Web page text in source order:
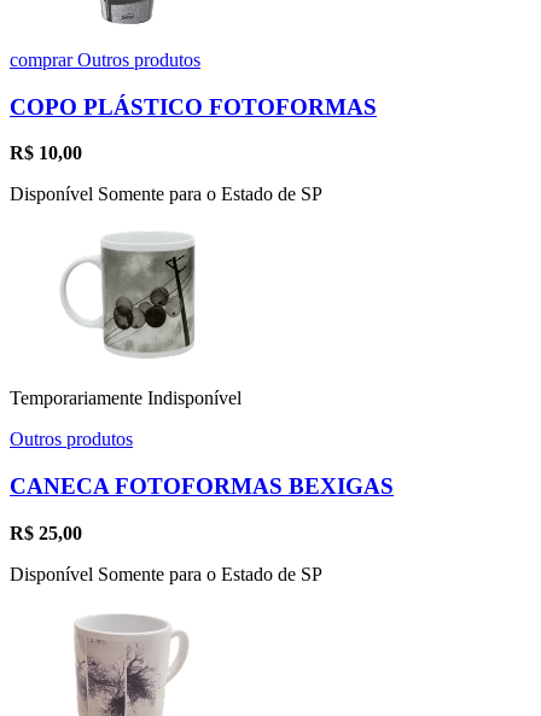
comprarOutros produtos
COPO PLÁSTICO FOTOFORMAS
R$ 10,00
Disponível Somente para o Estado de SP
Temporariamente Indisponível
Outros produtos
CANECA FOTOFORMAS BEXIGAS
R$ 25,00
Disponível Somente para o Estado de SP